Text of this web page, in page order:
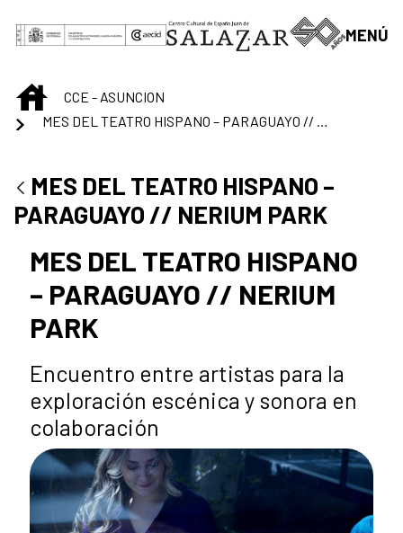
Saltar al contenido principal
MENÚ
INICIOCCE - ASUNCION
MES DEL TEATRO HISPANO –
PARAGUAYO // NERIUM PARK
MES DEL TEATRO HISPANO
– PARAGUAYO // NERIUM
PARK
Encuentro entre artistas para la
exploración escénica y sonora en
colaboración